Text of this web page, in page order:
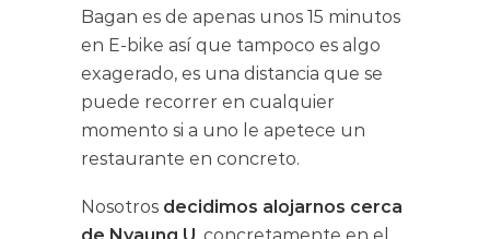
Bagan es de apenas unos 15 minutos
en E-bike así que tampoco es algo
exagerado, es una distancia que se
puede recorrer en cualquier
momento si a uno le apetece un
restaurante en concreto.
Nosotros decidimos alojarnos cerca
de Nyaung U, concretamente en el